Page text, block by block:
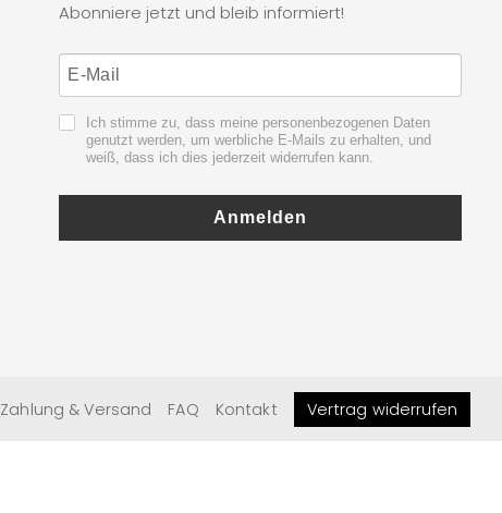
Abonniere jetzt und bleib informiert!
Ich stimme zu, dass meine personenbezogenen Daten
genutzt werden, um werbliche E-Mails zu erhalten, und
weiß, dass ich dies jederzeit widerrufen kann.
Anmelden
Zahlung & Versand FAQ Kontakt Vertrag widerrufen